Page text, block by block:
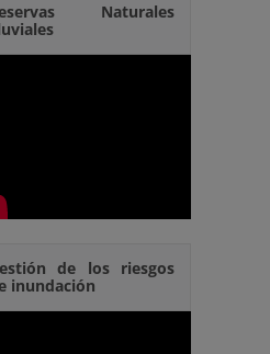
Naturales
de los riesgos
inundación